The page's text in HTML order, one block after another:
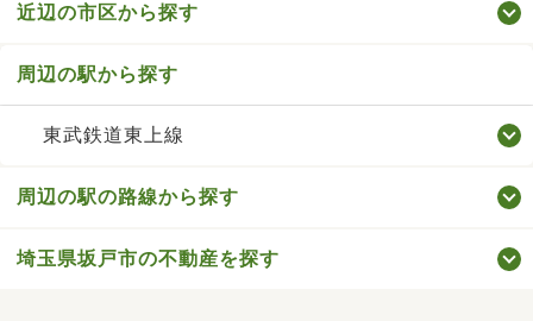
近辺の市区から探す
周辺の駅から探す
東武鉄道東上線
周辺の駅の路線から探す
埼玉県坂戸市の不動産を探す